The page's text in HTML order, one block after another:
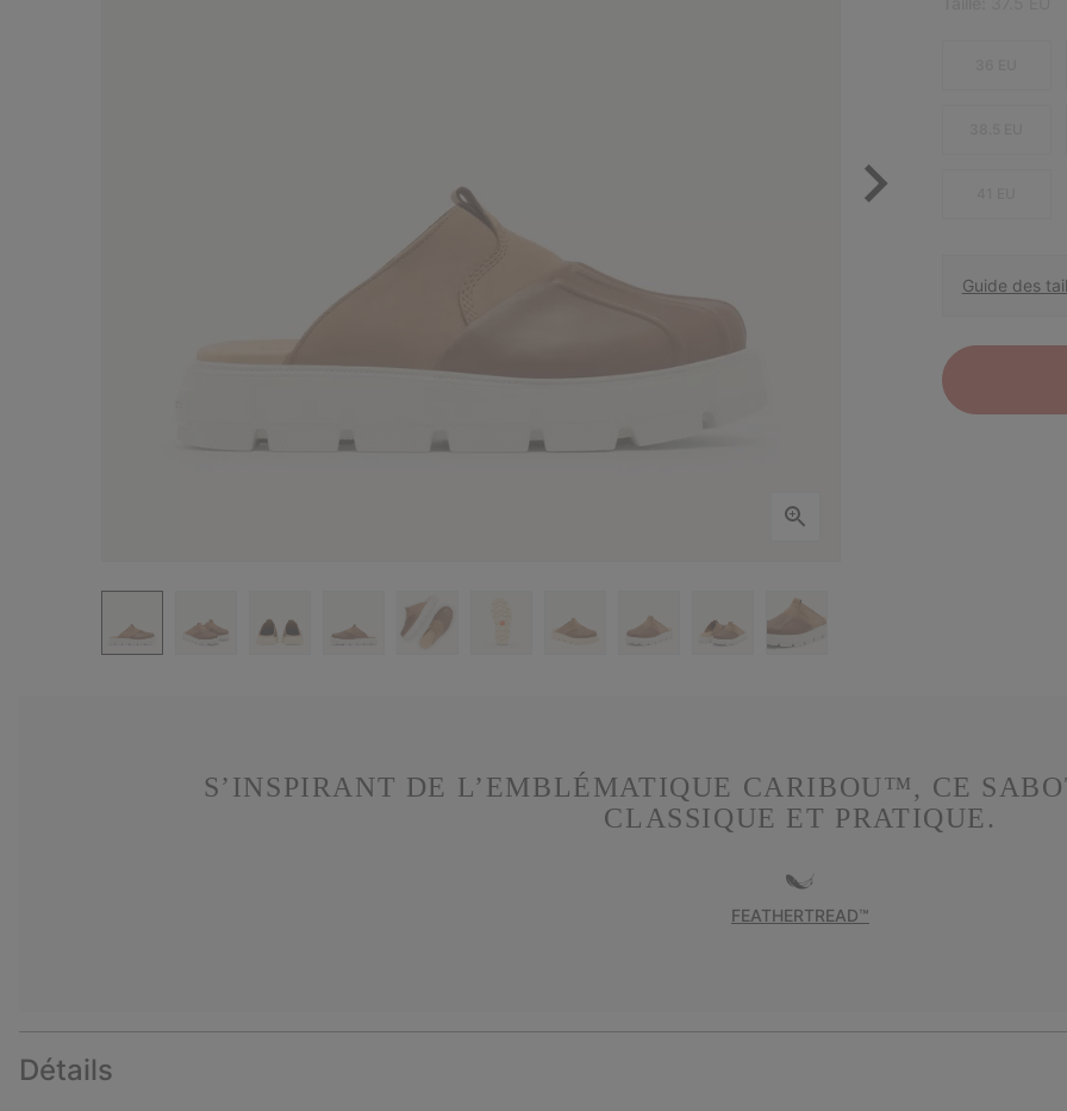
Guide des
S’INSPIRANT DE L’EMBLÉMATIQUE CARIBOU™, CE
CLASSIQUE ET PRATIQUE.
FEATHERTREAD™
Détails